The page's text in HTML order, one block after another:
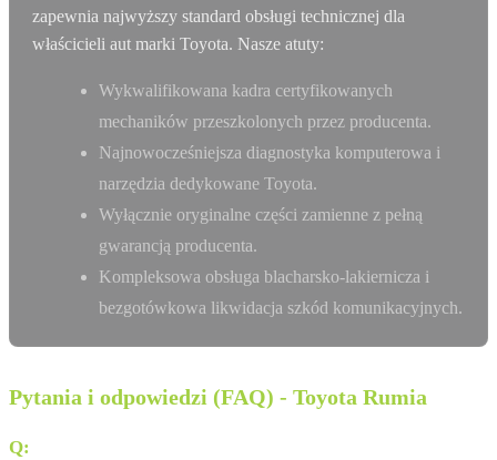
zapewnia najwyższy standard obsługi technicznej dla
właścicieli aut marki Toyota. Nasze atuty:
Wykwalifikowana kadra certyfikowanych
mechaników przeszkolonych przez producenta.
Najnowocześniejsza diagnostyka komputerowa i
narzędzia dedykowane Toyota.
Wyłącznie oryginalne części zamienne z pełną
gwarancją producenta.
Kompleksowa obsługa blacharsko-lakiernicza i
bezgotówkowa likwidacja szkód komunikacyjnych.
Pytania i odpowiedzi (FAQ) - Toyota Rumia
Q: